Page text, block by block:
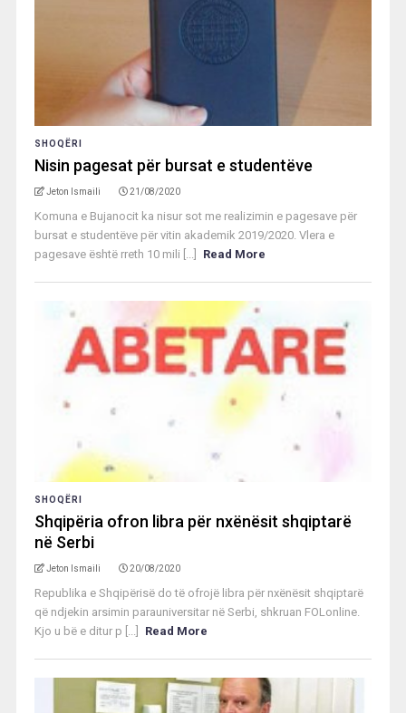
SHOQËRI
Nisin pagesat për bursat e studentëve
Jeton Ismaili 21/08/2020
Komuna e Bujanocit ka nisur sot me realizimin e pagesave për
bursat e studentëve për vitin akademik 2019/2020. Vlera e
pagesave është rreth 10 mili [...]
Read More
SHOQËRI
Shqipëria ofron libra për nxënësit shqiptarë
në Serbi
Jeton Ismaili 20/08/2020
Republika e Shqipërisë do të ofrojë libra për nxënësit shqiptarë
që ndjekin arsimin parauniversitar në Serbi, shkruan FOLonline.
Kjo u bë e ditur p [...]
Read More